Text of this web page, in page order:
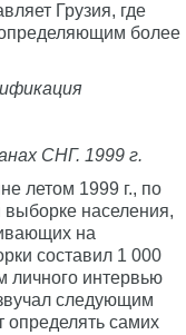
Грузия, где
определяющим более
СНГ. 1999 г.
летом 1999 г., по
выборке населения,
на
составил 1 000
личного интервью
следующим
определять самих